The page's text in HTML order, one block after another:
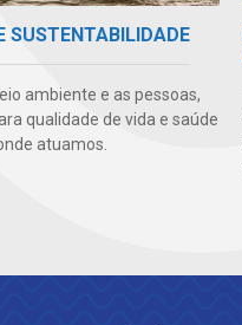
SUSTENTABILIDADE
ambiente e as pessoas,
qualidade de vida e saúde
atuamos.